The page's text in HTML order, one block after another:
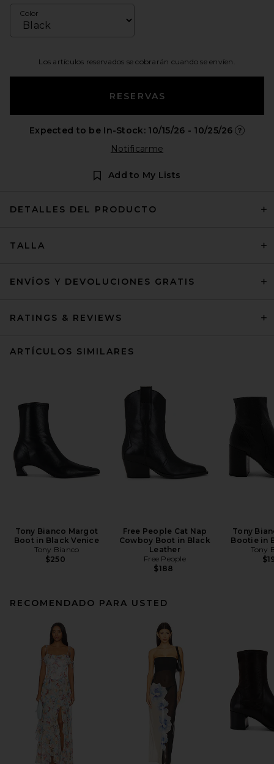
Color
Los artículos reservados se cobrarán cuando se envíen.
RESERVAS
Expected to be In-Stock: 10/15/26 - 10/25/26
Notificarme
Add to My Lists
DETALLES DEL PRODUCTO
TALLA
ENVÍOS Y DEVOLUCIONES GRATIS
RATINGS & REVIEWS
ARTÍCULOS SIMILARES
Tony Bianco Margot
Boot in Black Venice
Tony Bianco
$250
Free People Cat Nap
Cowboy Boot in Black
Leather
Free People
$188
Tony
Bootie in
Tony
RECOMENDADO PARA USTED